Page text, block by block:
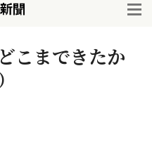
こまできたか